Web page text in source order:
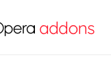
העיקרי